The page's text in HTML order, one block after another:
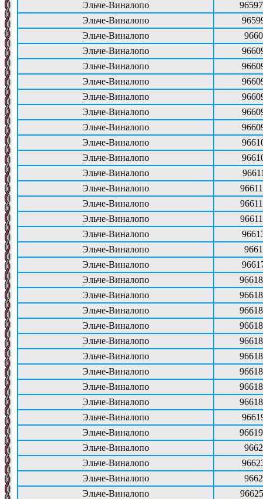
Эльче-Виналопо
Эльче-Виналопо
Эльче-Виналопо
Эльче-Виналопо
Эльче-Виналопо
Эльче-Виналопо
Эльче-Виналопо
Эльче-Виналопо
Эльче-Виналопо
Эльче-Виналопо
Эльче-Виналопо
Эльче-Виналопо
Эльче-Виналопо
Эльче-Виналопо
Эльче-Виналопо
Эльче-Виналопо
Эльче-Виналопо
Эльче-Виналопо
Эльче-Виналопо
Эльче-Виналопо
Эльче-Виналопо
Эльче-Виналопо
Эльче-Виналопо
Эльче-Виналопо
Эльче-Виналопо
Эльче-Виналопо
Эльче-Виналопо
Эльче-Виналопо
Эльче-Виналопо
Эльче-Виналопо
Эльче-Виналопо
Эльче-Виналопо
Эльче-Виналопо